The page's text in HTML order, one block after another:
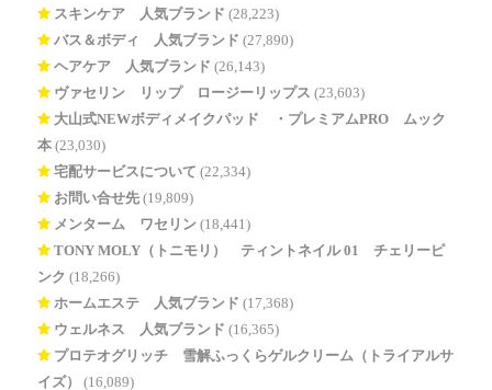
スキンケア 人気ブランド (28,223)
バス＆ボディ 人気ブランド (27,890)
ヘアケア 人気ブランド (26,143)
ヴァセリン リップ ロージーリップス (23,603)
大山式NEWボディメイクパッド®・プレミアムPRO ムック
本 (23,030)
宅配サービスについて (22,334)
お問い合せ先 (19,809)
メンターム ワセリン (18,441)
TONY MOLY（トニモリ） ティントネイル 01 チェリーピ
ンク (18,266)
ホームエステ 人気ブランド (17,368)
ウェルネス 人気ブランド (16,365)
プロテオグリッチ 雪解ふっくらゲルクリーム（トライアルサ
イズ）
(16,089)